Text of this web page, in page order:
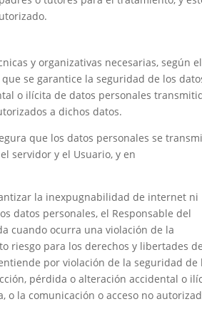
y organizativas necesarias, según el
se garantice la seguridad de los
o ilícita de datos personales
a dichos datos.
que los datos personales se
servidor y el Usuario, y en
la inexpugnabilidad de internet ni
datos personales, el Responsable del
cuando ocurra una violación de la
riesgo para los derechos y libertades
por violación de la seguridad de
pérdida o alteración accidental o
la comunicación o acceso no